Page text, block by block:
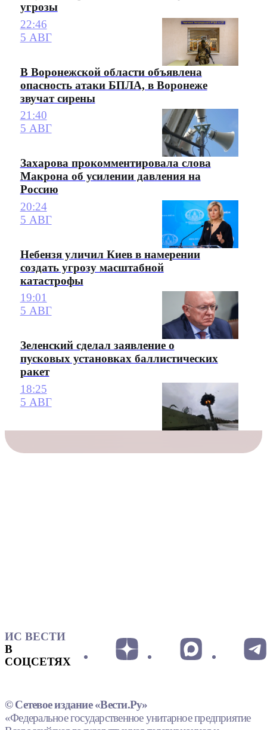
угрозы
22:46
5 АВГ
В Воронежской области объявлена
опасность атаки БПЛА, в Воронеже
звучат сирены
21:40
5 АВГ
Захарова прокомментировала слова
Макрона об усилении давления на
Россию
20:24
5 АВГ
Небензя уличил Киев в намерении
создать угрозу масштабной
катастрофы
19:01
5 АВГ
Зеленский сделал заявление о
пусковых установках баллистических
ракет
18:25
5 АВГ
ИС ВЕСТИ
В
СОЦСЕТЯХ
© Сетевое издание «Вести.Ру»
«Федеральное государственное унитарное предприятие